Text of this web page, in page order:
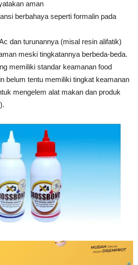
aman
berbahaya seperti formalin pada
dan turunannya (misal resin alifatik)
meski tingkatannya berbeda-beda.
memiliki standar keamanan food
belum tentu memiliki tingkat keamanan
mengelem alat makan dan produk